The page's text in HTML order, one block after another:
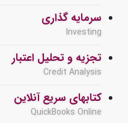
سرمایه گذاری
Investing
تجزیه و تحلیل اعتبار
Credit Analysis
کتابهای سریع آنلاین
QuickBooks Online